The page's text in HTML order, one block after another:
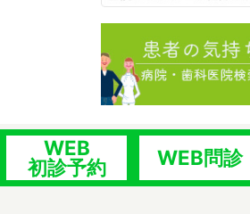
WEB
初診予約
WEB問診
©かたの整形外科ク